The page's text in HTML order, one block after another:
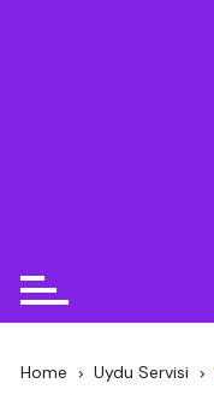
Home Uydu Servisi